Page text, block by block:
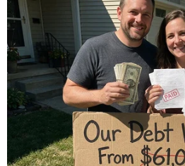
Doanh nghiệp TP.HCM
thêm 150.000 lao động
03/07/2014 08:29
Dự báo trong 6 tháng cuối năm
trên địa bàn Thành phố Hồ Chí
dụng 150.000 lao động.